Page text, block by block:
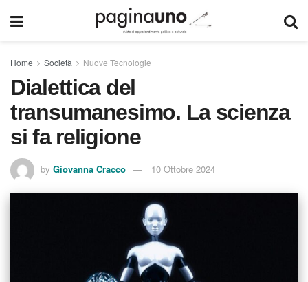
Home Società Nuove Tecnologie
Dialettica del
transumanesimo. La scienza
si fa religione
by Giovanna Cracco 10 Ottobre 2024